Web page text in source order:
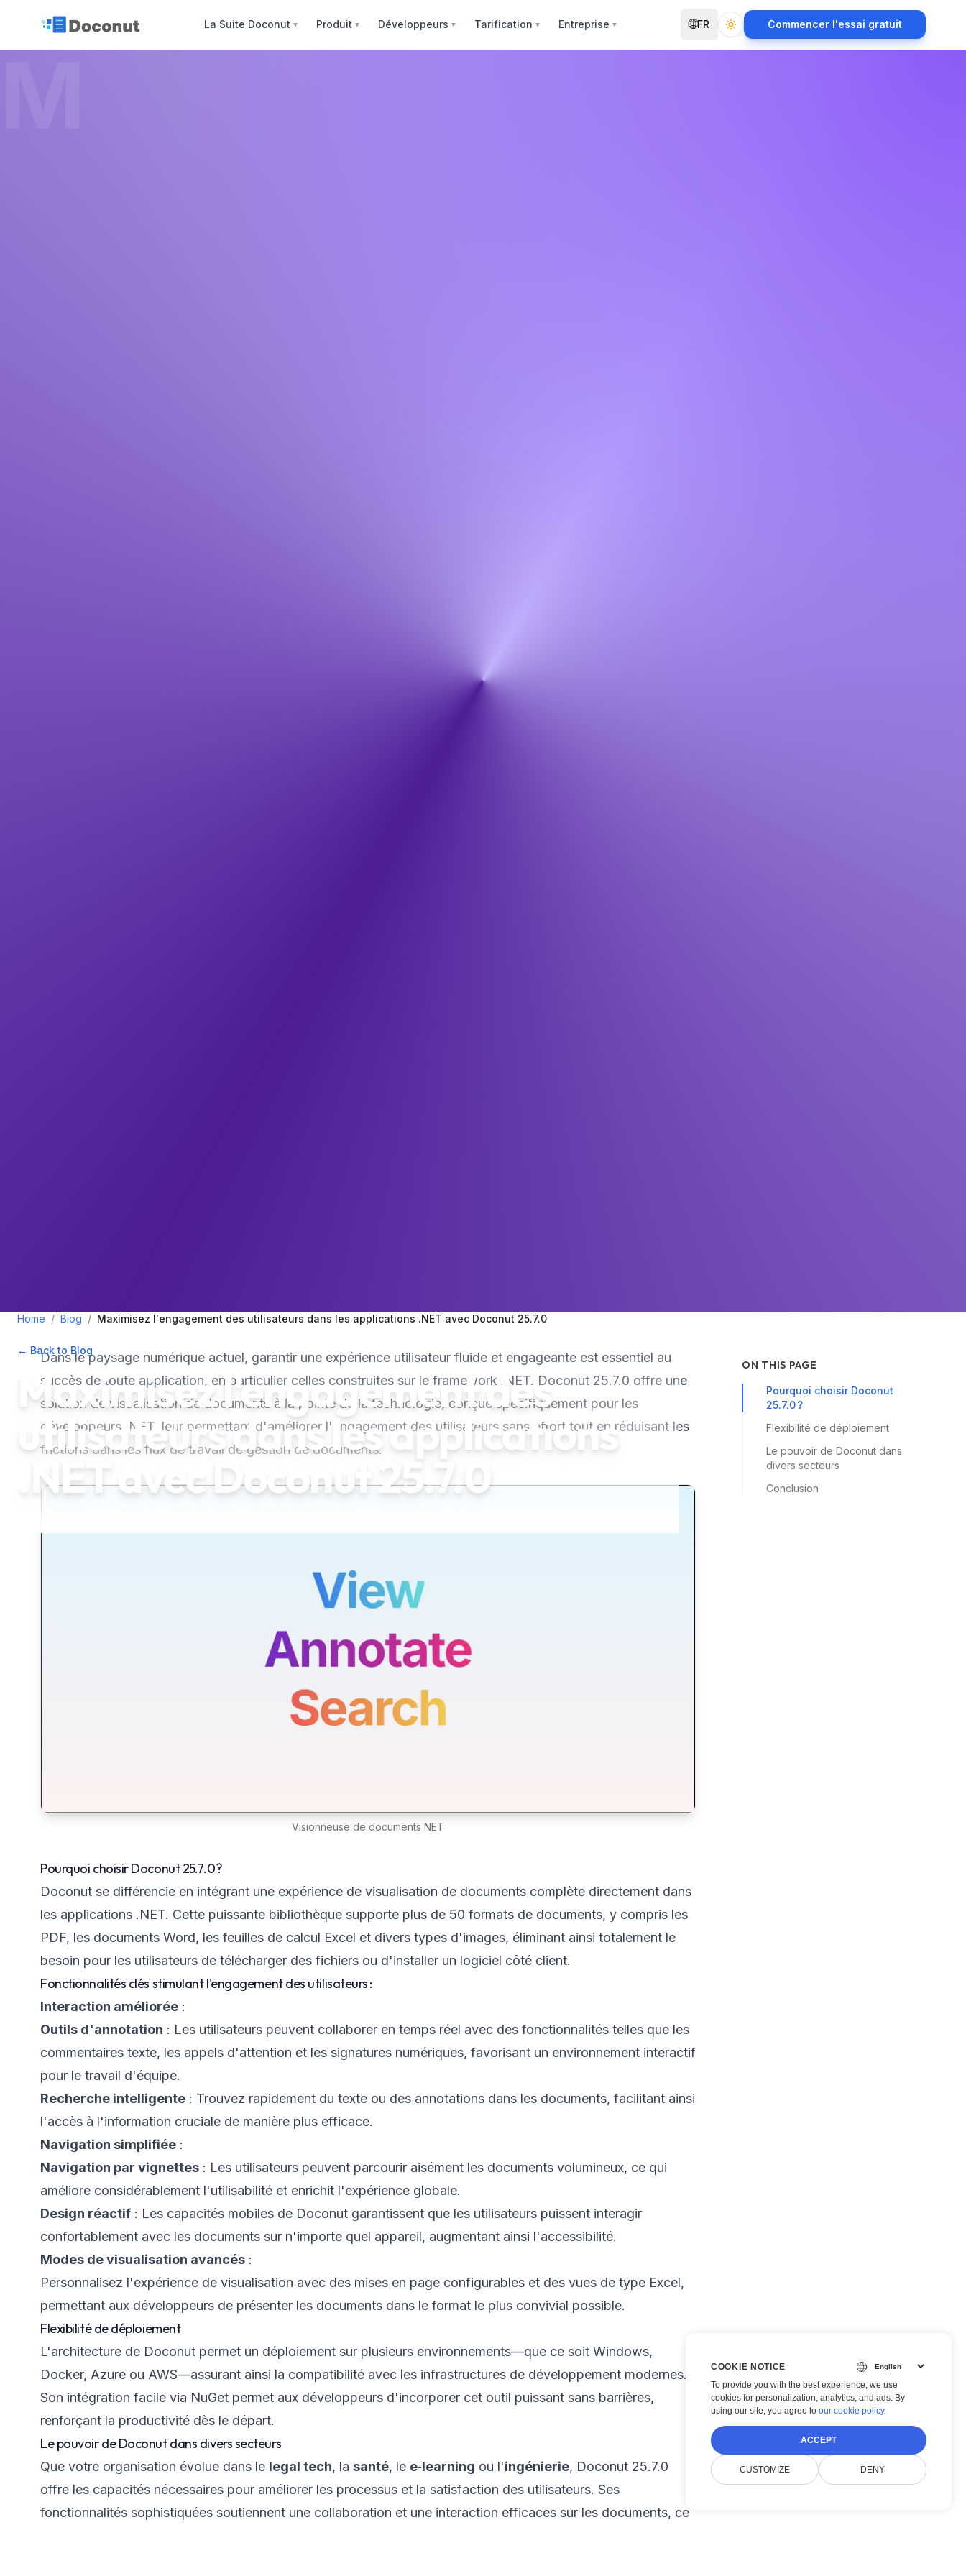
La Suite Doconut ▼ Produit ▼ Développeurs ▼ Tarification ▼ Entreprise ▼ 🌐FR Toggle themeCommencer l'essai gratuit
Home / Blog / Maximisez l'engagement des utilisateurs dans les applications .NET avec Doconut 25.7.0
← Back to Blog • 3 min read
Maximisez l'engagement des
utilisateurs dans les applications
.NET avec Doconut 25.7.0
Dans le paysage numérique actuel, garantir une expérience utilisateur fluide et engageante est essentiel au
succès de toute application, en particulier celles construites sur le framework .NET. Doconut 25.7.0 offre une
solution de visualisation de documents à la pointe de la technologie, conçue spécifiquement pour les
développeurs .NET, leur permettant d'améliorer l'engagement des utilisateurs sans effort tout en réduisant les
frictions dans les flux de travail de gestion de documents.
Visionneuse de documents NET
Pourquoi choisir Doconut 25.7.0 ?
Doconut se différencie en intégrant une expérience de visualisation de documents complète directement dans
les applications .NET. Cette puissante bibliothèque supporte plus de 50 formats de documents, y compris les
PDF, les documents Word, les feuilles de calcul Excel et divers types d'images, éliminant ainsi totalement le
besoin pour les utilisateurs de télécharger des fichiers ou d'installer un logiciel côté client.
Fonctionnalités clés stimulant l'engagement des utilisateurs :
Interaction améliorée :
Outils d'annotation : Les utilisateurs peuvent collaborer en temps réel avec des fonctionnalités telles que les
commentaires texte, les appels d'attention et les signatures numériques, favorisant un environnement interactif
pour le travail d'équipe.
Recherche intelligente : Trouvez rapidement du texte ou des annotations dans les documents, facilitant ainsi
l'accès à l'information cruciale de manière plus efficace.
Navigation simplifiée :
Navigation par vignettes : Les utilisateurs peuvent parcourir aisément les documents volumineux, ce qui
améliore considérablement l'utilisabilité et enrichit l'expérience globale.
Design réactif : Les capacités mobiles de Doconut garantissent que les utilisateurs puissent interagir
confortablement avec les documents sur n'importe quel appareil, augmentant ainsi l'accessibilité.
Modes de visualisation avancés :
Personnalisez l'expérience de visualisation avec des mises en page configurables et des vues de type Excel,
permettant aux développeurs de présenter les documents dans le format le plus convivial possible.
Flexibilité de déploiement
L'architecture de Doconut permet un déploiement sur plusieurs environnements—que ce soit Windows,
Docker, Azure ou AWS—assurant ainsi la compatibilité avec les infrastructures de développement modernes.
Son intégration facile via NuGet permet aux développeurs d'incorporer cet outil puissant sans barrières,
renforçant la productivité dès le départ.
Le pouvoir de Doconut dans divers secteurs
Que votre organisation évolue dans le legal tech, la santé, le e‑learning ou l'ingénierie, Doconut 25.7.0
offre les capacités nécessaires pour améliorer les processus et la satisfaction des utilisateurs. Ses
fonctionnalités sophistiquées soutiennent une collaboration et une interaction efficaces sur les documents, ce
ON THIS PAGE
Pourquoi choisir Doconut
25.7.0 ?
Flexibilité de déploiement
Le pouvoir de Doconut dans
divers secteurs
Conclusion
COOKIE NOTICE
To provide you with the best experience, we use
cookies for personalization, analytics, and ads. By
using our site, you agree to our cookie policy.
ACCEPT
CUSTOMIZE DENY